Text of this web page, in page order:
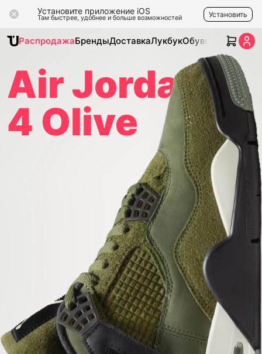
Установите приложение iOS
Там быстрее, удобнее и больше возможностей Установить
РаспродажаБрендыДоставкаЛукбукОбувь Одежда
Air Jordan
4 Olive